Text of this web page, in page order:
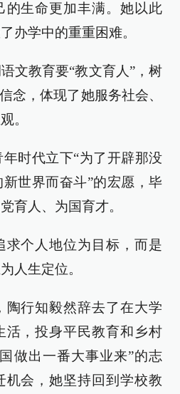
的生命更加丰满。她以此
办学中的重重困难。
文教育要“教文育人”，树
念，体现了她服务社会、
。
时代立下“为了开辟那没
世界而奋斗”的宏愿，毕
育人、为国育才。
求个人地位为目标，而是
人生定位。
陶行知毅然辞去了在大学
活，投身平民教育和乡村
做出一番大事业来”的志
机会，她坚持回到学校教